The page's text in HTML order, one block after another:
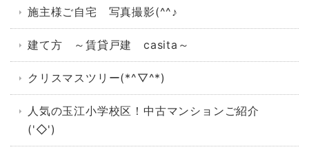
施主様ご自宅 写真撮影(^^♪
建て方 ～賃貸戸建 casita～
クリスマスツリー(*^▽^*)
人気の玉江小学校区！中古マンションご紹介
('◇')ゞ